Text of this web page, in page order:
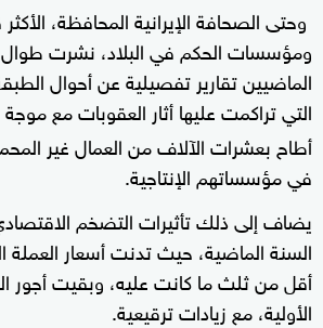
وحتى الصحافة الإيرانية المحافظة، الأكثر
ومؤسسات الحكم في البلاد، نشرت طوال
الماضيين تقارير تفصيلية عن أحوال الطبقة
التي تراكمت عليها أثار العقوبات مع موجة
أطاح بعشرات الآلاف من العمال غير
في مؤسساتهم الإنتاجية.
يضاف إلى ذلك تأثيرات التضخم
السنة الماضية، حيث تدنت أسعار العملة
أقل من ثلث ما كانت عليه، وبقيت أجور
الأولية، مع زيادات ترقيعية.